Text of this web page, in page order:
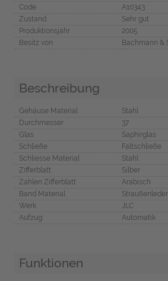
Code
A10343
Zustand
Sehr gut
Produktionsjahr
2005
Besitz von
Bachmann &
Beschreibung
Gehäuse Material
Stahl
Durchmesser
37
Glas
Saphirglas
Schließe
Faltschließe
Schliesse Material
Stahl
Zifferblatt
Silber
Zahlen Zifferblatt
Arabisch
Band Material
Straußenleder
Werk
JLC
Aufzug
Automatik
Funktionen